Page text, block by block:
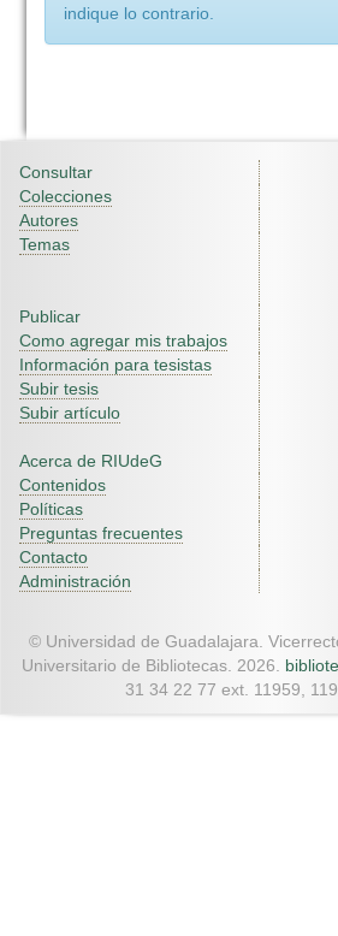
indique lo contrario.
Consultar
Colecciones
Autores
Temas
Publicar
Como agregar mis trabajos
Información para tesistas
Subir tesis
Subir artículo
Acerca de RIUdeG
Contenidos
Políticas
Preguntas frecuentes
Contacto
Administración
© Universidad de Guadalajara.
Universitario de Bibliotecas. 2026.
31 34 22 77 ext. 11959,